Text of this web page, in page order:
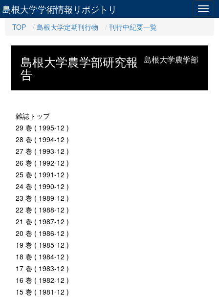
島根大学学術情報リポジトリ
TOP 島根大学定期刊行物 刊行中紀要一覧
島根大学農学部
島根大学農学部研究報
告
雑誌トップ
29 巻 ( 1995-12 )
28 巻 ( 1994-12 )
27 巻 ( 1993-12 )
26 巻 ( 1992-12 )
25 巻 ( 1991-12 )
24 巻 ( 1990-12 )
23 巻 ( 1989-12 )
22 巻 ( 1988-12 )
21 巻 ( 1987-12 )
20 巻 ( 1986-12 )
19 巻 ( 1985-12 )
18 巻 ( 1984-12 )
17 巻 ( 1983-12 )
16 巻 ( 1982-12 )
15 巻 ( 1981-12 )